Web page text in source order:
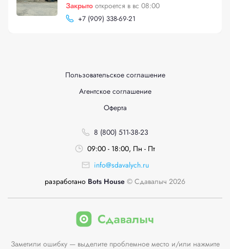
Закрыто откроется в вс 08:00
+7 (909) 338-69-21
Пользовательское соглашение
Агентское соглашение
Оферта
8 (800) 511-38-23
09:00 - 18:00, Пн - Пт
info@sdavalych.ru
разработано Bots House © Сдавалыч 2026
Заметили ошибку — выделите проблемное место и/или нажмите